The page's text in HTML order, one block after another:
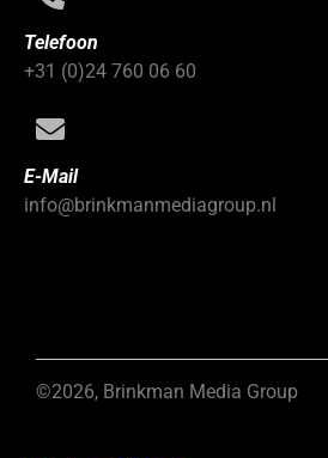
Telefoon
+31 (0)24 760 06 60
E-Mail
info@brinkmanmediagroup.nl
©2026, Brinkman Media Group